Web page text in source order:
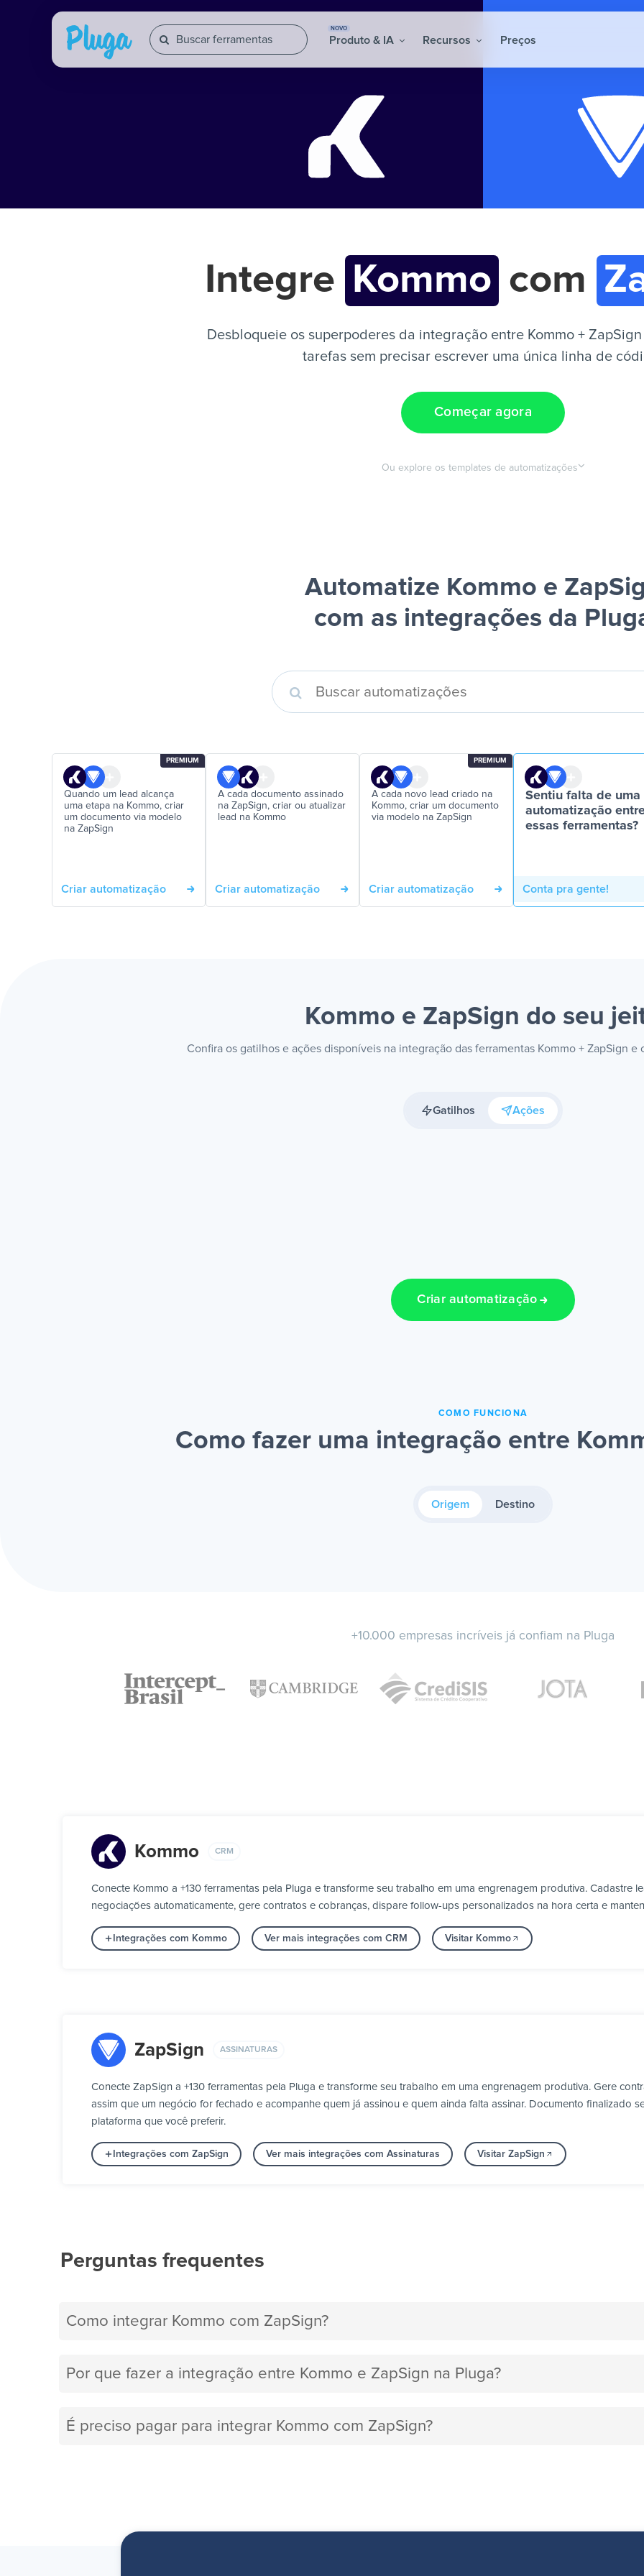
NOVO
Produto & IA Recursos Preços
Integre Kommo com
Desbloqueie os superpoderes da integração entre Kommo +
tarefas sem precisar escrever uma única linha de
Começar agora
Ou explore os templates de automatizações
Automatize Kommo e
com as integrações da
PREMIUM
Quando um lead alcança
uma etapa na Kommo, criar
um documento via modelo
na ZapSign
Criar automatização
A cada documento assinado
na ZapSign, criar ou atualizar
lead na Kommo
Criar automatização
PREMIUM
A cada novo lead criado na
Kommo, criar um documento
via modelo na ZapSign
Criar automatização
Sentiu falta de uma
automatização
essas ferramentas?
Conta pra gente!
Kommo e ZapSign do seu
Confira os gatilhos e ações disponíveis na integração das ferramentas Kommo + ZapSign e
Gatilhos Ações
Criar automatização
COMO FUNCIONA
Como fazer uma integração entre
Origem Destino
+10.000 empresas incríveis já confiam na Pluga
Kommo CRM
Conecte Kommo a +130 ferramentas pela Pluga e transforme seu trabalho em uma engrenagem produtiva. Cadastre
negociações automaticamente, gere contratos e cobranças, dispare follow-ups personalizados na hora certa e
Integrações com Kommo Ver mais integrações com CRM Visitar Kommo
ZapSign ASSINATURAS
Conecte ZapSign a +130 ferramentas pela Pluga e transforme seu trabalho em uma engrenagem produtiva. Gere
assim que um negócio for fechado e acompanhe quem já assinou e quem ainda falta assinar. Documento finalizado
plataforma que você preferir.
Integrações com ZapSign Ver mais integrações com Assinaturas Visitar ZapSign
Perguntas frequentes
Como integrar Kommo com ZapSign?
Por que fazer a integração entre Kommo e ZapSign na Pluga?
É preciso pagar para integrar Kommo com ZapSign?